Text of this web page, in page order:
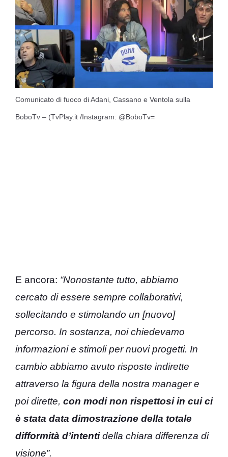
Comunicato di fuoco di Adani, Cassano e Ventola sulla
BoboTv – (TvPlay.it /Instagram: @BoboTv=
E ancora: “Nonostante tutto, abbiamo
cercato di essere sempre collaborativi,
sollecitando e stimolando un [nuovo]
percorso. In sostanza, noi chiedevamo
informazioni e stimoli per nuovi progetti. In
cambio abbiamo avuto risposte indirette
attraverso la figura della nostra manager e
poi dirette, con modi non rispettosi in cui ci
è stata data dimostrazione della totale
difformità d’intentidella chiara differenza di
visione”.